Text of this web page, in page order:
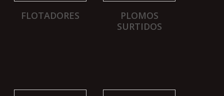
FLOTADORES
PLOMOS
SURTIDOS